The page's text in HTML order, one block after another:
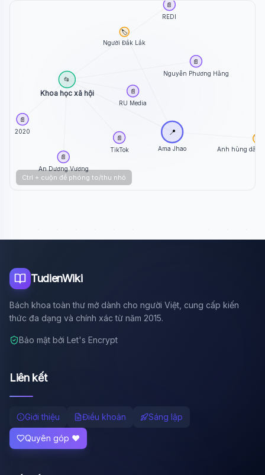
Ama Jhao
📍
Khoa học xã hội
📂
TikTok
📄
An Dương Vương
📄
RU Media
📄
Nguyễn Phương Hằng
📄
2020
📄
REDI
📄
Anh hùng dân
🏷️
Người Đắk Lắk
🏷️
Ctrl + cuộn để phóng to/thu nhỏ
TudienWiki
Bách khoa toàn thư mở dành cho người Việt, cung cấp kiến
thức đa dạng và chính xác từ năm 2015.
Bảo mật bởi Let's Encrypt
Liên kết
Giới thiệu Điều khoản Sáng lập
Quyên góp ❤️